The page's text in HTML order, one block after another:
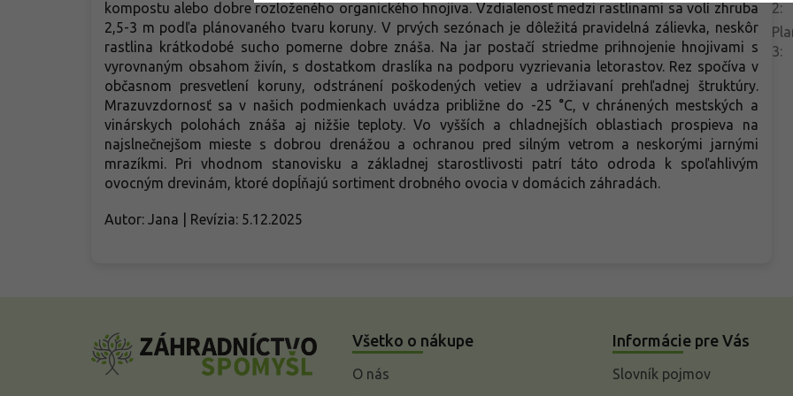
kompostu alebo dobre rozloženého organického hnojiva. Vzdialenosť medzi rastlinami sa volí zhruba
2,5-3 m podľa plánovaného tvaru koruny. V prvých sezónach je dôležitá pravidelná zálievka, neskôr
rastlina krátkodobé sucho pomerne dobre znáša. Na jar postačí striedme prihnojenie hnojivami s
vyrovnaným obsahom živín, s dostatkom draslíka na podporu vyzrievania letorastov. Rez spočíva v
občasnom presvetlení koruny, odstránení poškodených vetiev a udržiavaní prehľadnej štruktúry.
Mrazuvzdornosť sa v našich podmienkach uvádza približne do -25 °C, v chránených mestských a
vinárskych polohách znáša aj nižšie teploty. Vo vyšších a chladnejších oblastiach prospieva na
najslnečnejšom mieste s dobrou drenážou a ochranou pred silným vetrom a neskorými jarnými
mrazíkmi. Pri vhodnom stanovisku a základnej starostlivosti patrí táto odroda k spoľahlivým
ovocným drevinám, ktoré dopĺňajú sortiment drobného ovocia v domácich záhradách.
Autor: Jana | Revízia: 5.12.2025
2:
3:
Všetko o nákupe
O nás
Informácie pre Vás
Slovník pojmov